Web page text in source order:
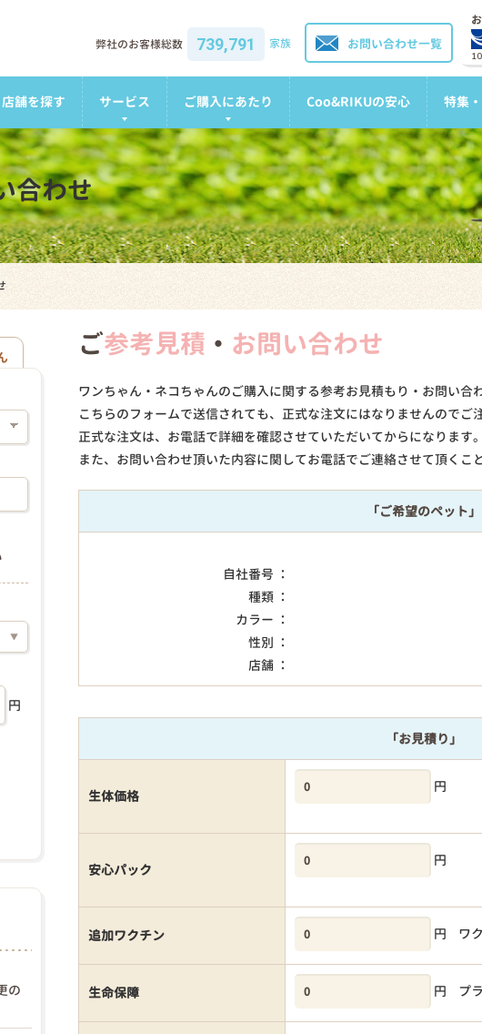
お問い合わせ一覧
弊社のお客様総数 739,791 家族
店舗を探す サービス ご購入にあたり Coo&RIKUの安心 特集
合わせ
ご参考見積 ・ お問い合わせ
ワンちゃん・ネコちゃんのご購入に関する参考お見積もり・お問い合
こちらのフォームで送信されても、正式な注文にはなりませんのでご
正式な注文は、お電話で詳細を確認させていただいてからになります
また、お問い合わせ頂いた内容に関してお電話でご連絡させて頂く
「ご希望のペット」
自社番号 ：
種類 ：
カラー ：
性別 ：
店舗 ：
「お見積り」
生体価格
円
安心パック
円
追加ワクチン 円 ワ
生命保障 円 プ
▼
円
の